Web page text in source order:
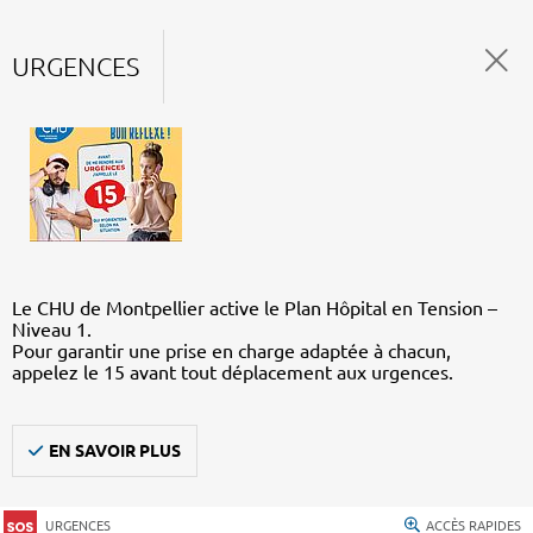
URGENCES
Le CHU de Montpellier active le Plan Hôpital en Tension –
Niveau 1.
Pour garantir une prise en charge adaptée à chacun,
appelez le 15 avant tout déplacement aux urgences.
EN SAVOIR PLUS
URGENCES ACCÈS RAPIDES